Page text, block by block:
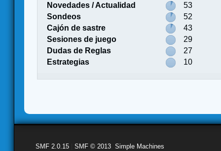
Novedades / Actualidad
53
Sondeos
52
Cajón de sastre
43
Sesiones de juego
29
Dudas de Reglas
27
Estrategias
10
SMF 2.0.15 SMF © 2013 Simple Machines